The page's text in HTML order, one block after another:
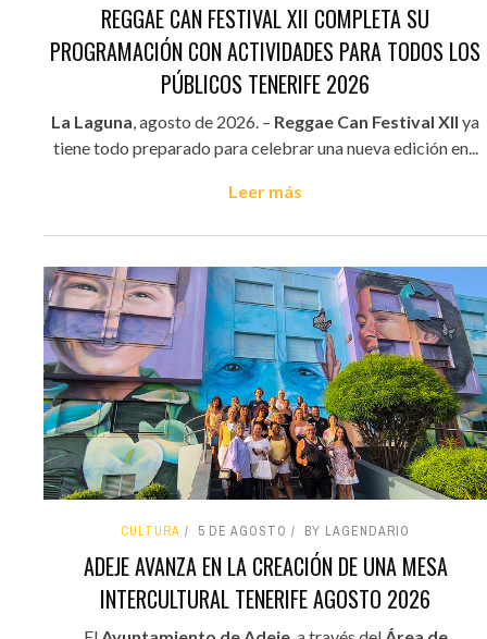
REGGAE CAN FESTIVAL XII COMPLETA SU
PROGRAMACIÓN CON ACTIVIDADES PARA TODOS LOS
PÚBLICOS TENERIFE 2026
La Laguna, agosto de 2026. – Reggae Can Festival XII ya
tiene todo preparado para celebrar una nueva edición en...
Leer más
CULTURA 5 DE AGOSTO BY LAGENDARIO
ADEJE AVANZA EN LA CREACIÓN DE UNA MESA
INTERCULTURAL TENERIFE AGOSTO 2026